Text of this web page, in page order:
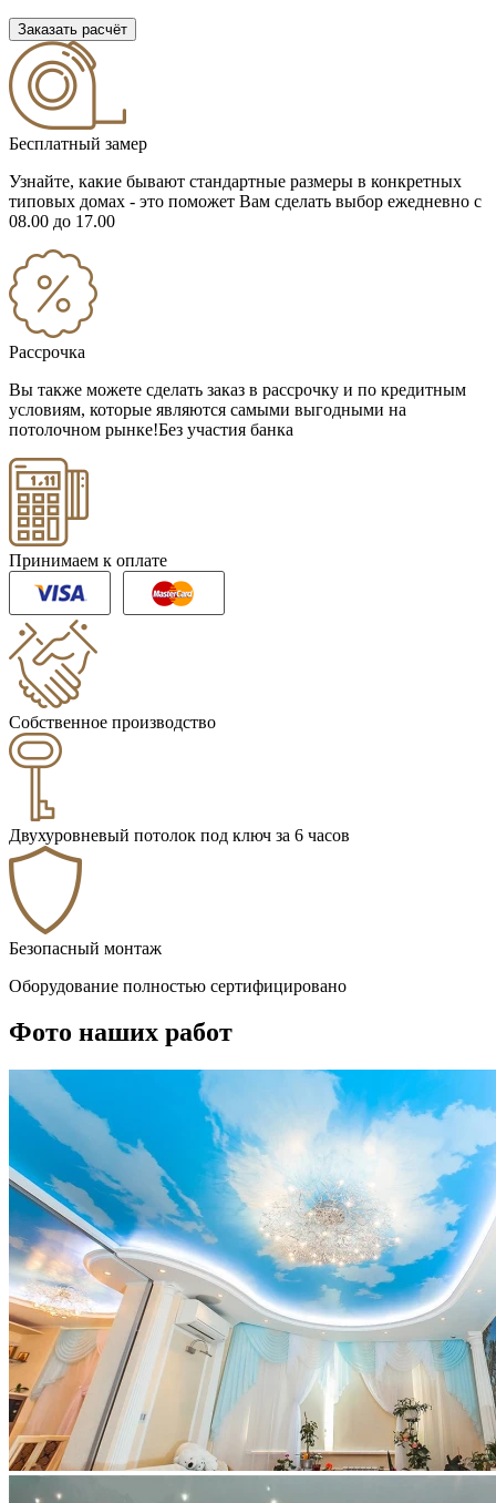
Заказать расчёт
Бесплатный замер
Узнайте, какие бывают стандартные размеры в конкретных
типовых домах - это поможет Вам сделать выбор ежедневно с
08.00 до 17.00
Рассрочка
Вы также можете сделать заказ в рассрочку и по кредитным
условиям, которые являются самыми выгодными на
потолочном рынке!Без участия банка
Принимаем к оплате
Собственное производство
Двухуровневый потолок под ключ за 6 часов
Безопасный монтаж
Оборудование полностью сертифицировано
Фото наших работ